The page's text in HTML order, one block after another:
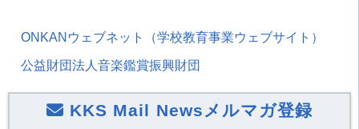
ONKANウェブネット（学校教育事業ウェブサイト）
公益財団法人音楽鑑賞振興財団
KKS Mail Newsメルマガ登録